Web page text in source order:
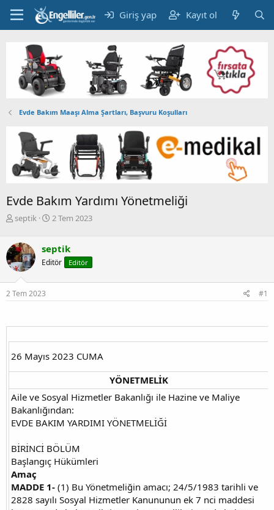
Giriş yap Kayıt ol
Evde Bakım Maaşı Alma Şartları, Başvuru Koşulları
Evde Bakım Yardımı Yönetmeliği
K
b
u
y
u
b
l
a
n
septik
B
l
a
g
a
h
i
2 Tem 2023
septik
Editör Editör
2 Tem 2023 #1
26 Mayıs 2023 CUMA
YÖNETMELİK
Aile ve Sosyal Hizmetler Bakanlığı ile Hazine ve Maliye
Bakanlığından:
EVDE BAKIM YARDIMI YÖNETMELİĞİ
BİRİNCİ BÖLÜM
Başlangıç Hükümleri
Amaç
MADDE 1- (1) Bu Yönetmeliğin amacı; 24/5/1983 tarihli ve
2828 sayılı Sosyal Hizmetler Kanununun ek 7 nci maddesi